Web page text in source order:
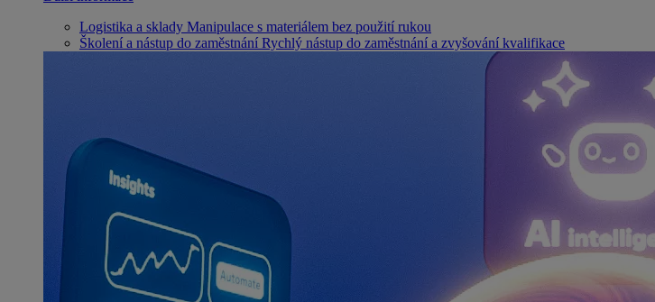
Logistika a sklady Manipulace s materiálem bez použití rukou
Školení a nástup do zaměstnání Rychlý nástup do zaměstnání a zvyšování kvalifikace